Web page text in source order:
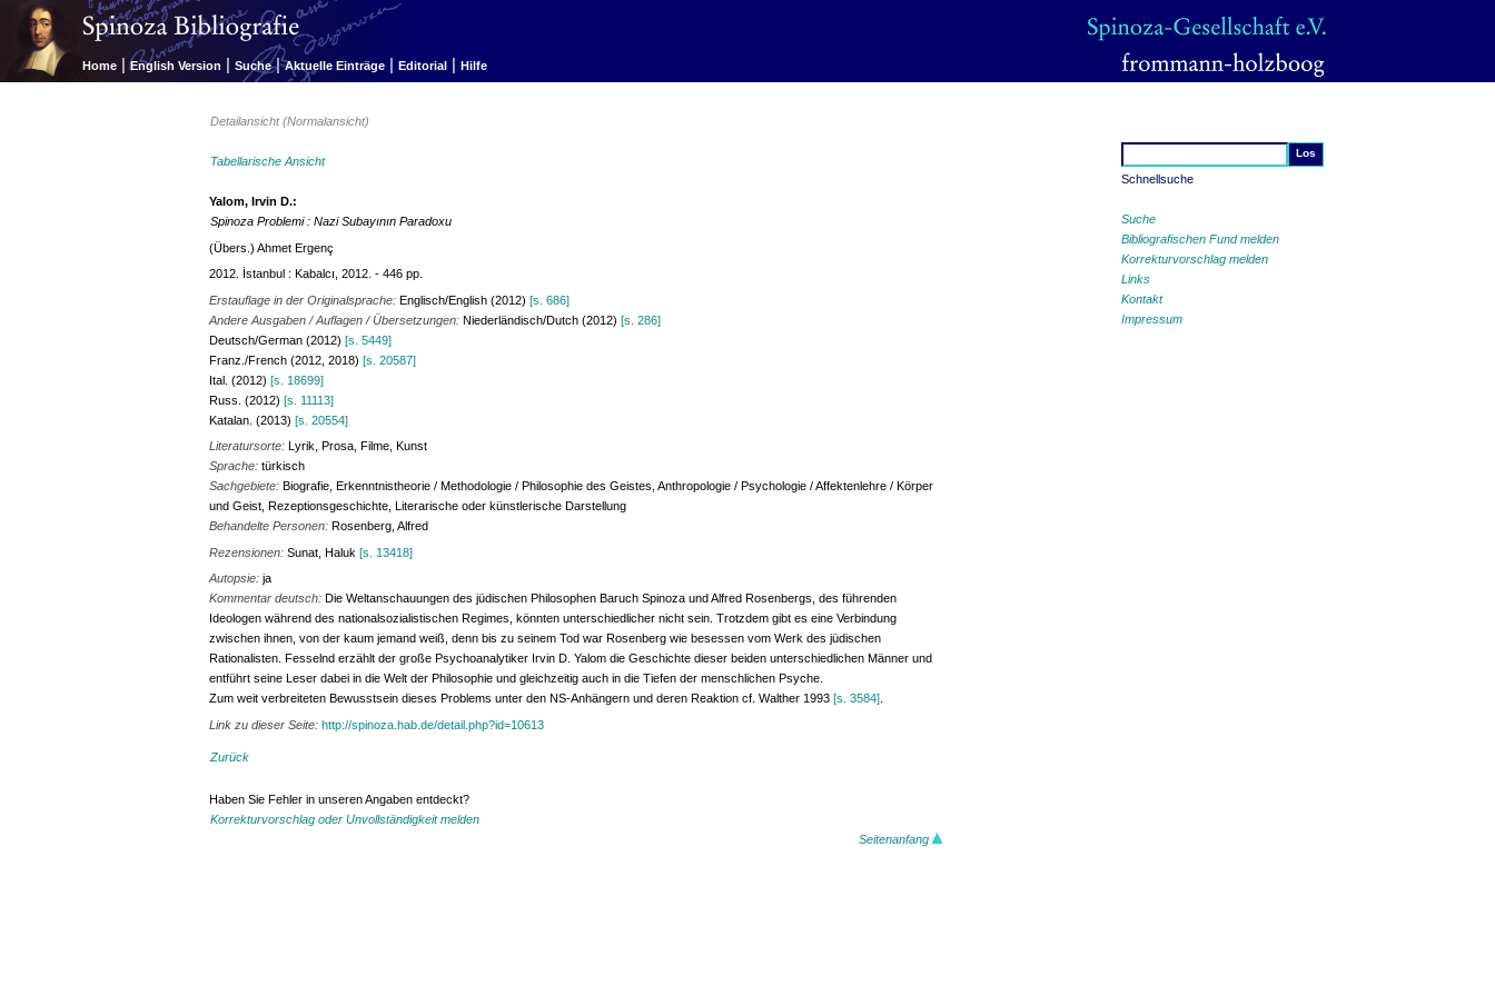
Home | English Version | Suche | Aktuelle Einträge | Editorial | Hilfe
Schnellsuche
Suche
Bibliografischen Fund melden
Korrekturvorschlag melden
Links
Kontakt
Impressum
Detailansicht (Normalansicht)
Tabellarische Ansicht
Yalom, Irvin D.:
Spinoza Problemi : Nazi Subayının Paradoxu
(Übers.) Ahmet Ergenç
2012. İstanbul : Kabalcı, 2012. - 446 pp.
Erstauflage in der Originalsprache:Englisch/English (2012)[s. 686]
Andere Ausgaben / Auflagen / Übersetzungen:Niederländisch/Dutch (2012)[s. 286]
Deutsch/German (2012)[s. 5449]
Franz./French (2012, 2018)[s. 20587]
Ital. (2012)[s. 18699]
Russ. (2012)[s. 11113]
Katalan. (2013)[s. 20554]
Literatursorte:Lyrik, Prosa, Filme, Kunst
Sprache:türkisch
Sachgebiete:Biografie, Erkenntnistheorie / Methodologie / Philosophie des Geistes, Anthropologie / Psychologie / Affektenlehre / Körper
und Geist, Rezeptionsgeschichte, Literarische oder künstlerische Darstellung
Behandelte Personen:Rosenberg, Alfred
Rezensionen:Sunat, Haluk[s. 13418]
Autopsie:ja
Kommentar deutsch:Die Weltanschauungen des jüdischen Philosophen Baruch Spinoza und Alfred Rosenbergs, des führenden
Ideologen während des nationalsozialistischen Regimes, könnten unterschiedlicher nicht sein. Trotzdem gibt es eine Verbindung
zwischen ihnen, von der kaum jemand weiß, denn bis zu seinem Tod war Rosenberg wie besessen vom Werk des jüdischen
Rationalisten. Fesselnd erzählt der große Psychoanalytiker Irvin D. Yalom die Geschichte dieser beiden unterschiedlichen Männer und
entführt seine Leser dabei in die Welt der Philosophie und gleichzeitig auch in die Tiefen der menschlichen Psyche.
Zum weit verbreiteten Bewusstsein dieses Problems unter den NS-Anhängern und deren Reaktion cf. Walther 1993[s. 3584]
Link zu dieser Seite:http://spinoza.hab.de/detail.php?id=10613
Zurück
Haben Sie Fehler in unseren Angaben entdeckt?
Korrekturvorschlag oder Unvollständigkeit melden
Seitenanfang